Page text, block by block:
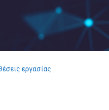
εργασίας